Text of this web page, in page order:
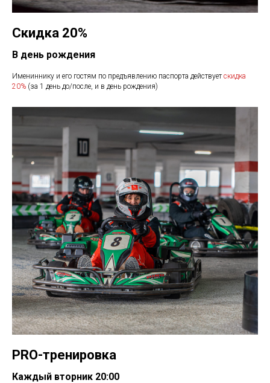
Скидка 20%
В день рождения
Имениннику и его гостям по предъявлению паспорта действуетскидка
20% (за 1 день до/после, и в день рождения)
PRO-тренировка
Каждый вторник 20:00